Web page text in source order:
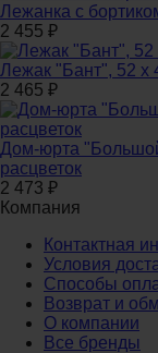
Лежанка с
2 455 ₽
Лежак "Бант", 52 х
2 465 ₽
Дом-юрта
расцветок
2 473 ₽
Компания
Контактная
Условия
Способы
Возврат и
О компании
Все бренды